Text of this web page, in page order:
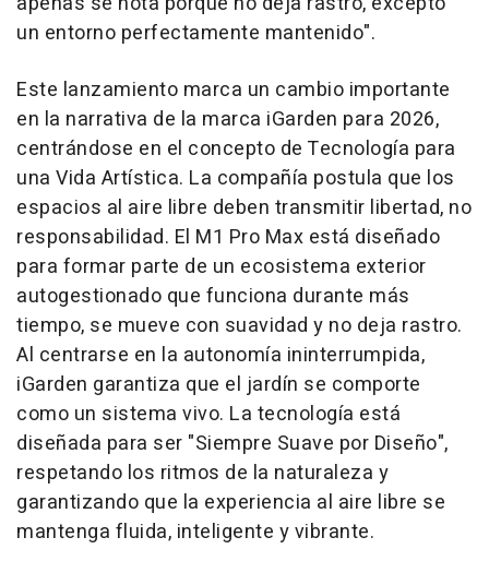
un entorno perfectamente mantenido".
Este lanzamiento marca un cambio importante
en la narrativa de la marca iGarden para 2026,
centrándose en el concepto de Tecnología para
una Vida Artística. La compañía postula que los
espacios al aire libre deben transmitir libertad, no
responsabilidad. El M1 Pro Max está diseñado
para formar parte de un ecosistema exterior
autogestionado que funciona durante más
tiempo, se mueve con suavidad y no deja rastro.
Al centrarse en la autonomía ininterrumpida,
iGarden garantiza que el jardín se comporte
como un sistema vivo. La tecnología está
diseñada para ser "Siempre Suave por Diseño",
respetando los ritmos de la naturaleza y
garantizando que la experiencia al aire libre se
mantenga fluida, inteligente y vibrante.